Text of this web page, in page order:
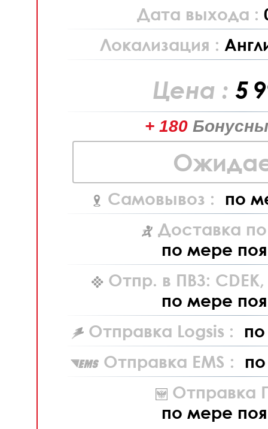
Дата выхода :
Локализация :
Цена : 5
+ 180
Самовывоз : по
Доставка
по мере
Отпр. в ПВЗ: CDEK,
по мере
Отправка Logsis :
Отправка EMS :
Отправка
по мере